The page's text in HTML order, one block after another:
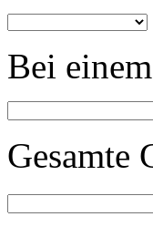
Bei
Gesamte